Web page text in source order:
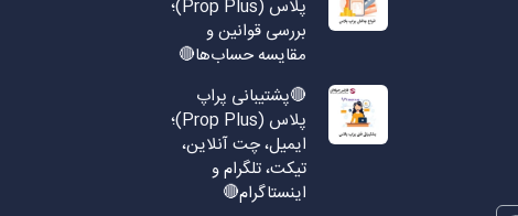
پلاس (Prop Plus)؛
بررسی قوانین و
مقایسه حساب‌ها🔴
🔴پشتیبانی پراپ
پلاس (Prop Plus)؛
ایمیل، چت آنلاین،
تیکت، تلگرام و
اینستاگرام🔴